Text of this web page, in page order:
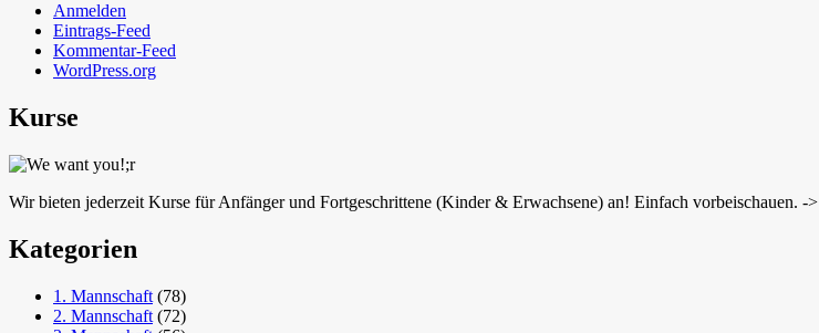
Anmelden
Eintrags-Feed
Kommentar-Feed
WordPress.org
Kurse
Wir bieten jederzeit Kurse für Anfänger und Fortgeschrittene (Kinder & Erwachsene) an! Einfach vorbeischauen. ->
Kategorien
1. Mannschaft (78)
2. Mannschaft (72)